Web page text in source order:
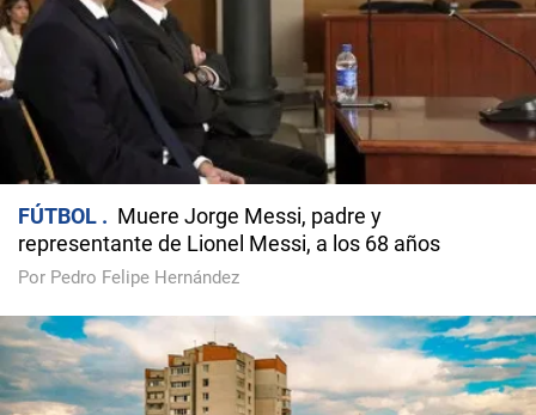
FÚTBOL
Muere Jorge Messi, padre y
representante de Lionel Messi, a los 68 años
Por Pedro Felipe Hernández